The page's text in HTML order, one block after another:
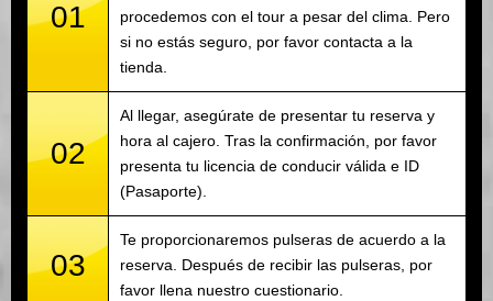
01
procedemos con el tour a pesar del clima. Pero
si no estás seguro, por favor contacta a la
tienda.
02
Al llegar, asegúrate de presentar tu reserva y
hora al cajero. Tras la confirmación, por favor
presenta tu licencia de conducir válida e ID
(Pasaporte).
03
Te proporcionaremos pulseras de acuerdo a la
reserva. Después de recibir las pulseras, por
favor llena nuestro cuestionario.